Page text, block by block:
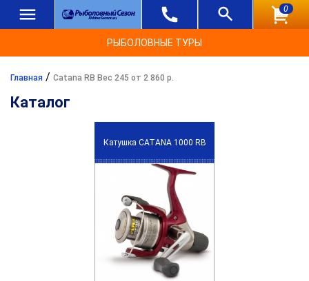
0
РЫБОЛОВНЫЕ ТУРЫ
Главная / Catana RB Вес 245 от 2 860 р.
Каталог
Катушка CATANA 1000 RB